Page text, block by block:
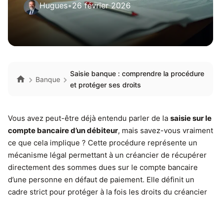
Hugues•26 février 2026
Banque
Saisie banque : comprendre la procédure
et protéger ses droits
Vous avez peut-être déjà entendu parler de la saisie sur le
compte bancaire d’un débiteur, mais savez-vous vraiment
ce que cela implique ? Cette procédure représente un
mécanisme légal permettant à un créancier de récupérer
directement des sommes dues sur le compte bancaire
d’une personne en défaut de paiement. Elle définit un
cadre strict pour protéger à la fois les droits du créancier